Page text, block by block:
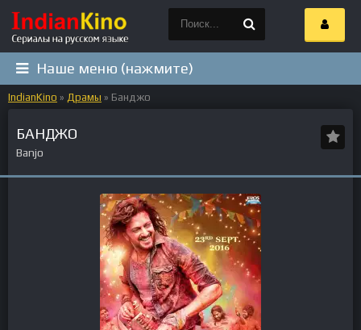
Наше меню (нажмите)
IndianKino » Драмы » Банджо
БАНДЖО
Banjo